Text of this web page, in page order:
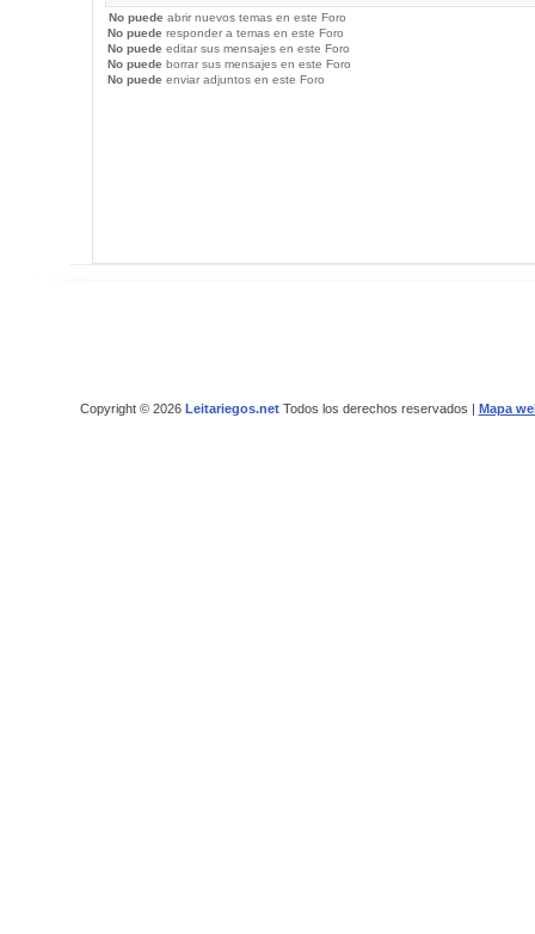
No puede abrir nuevos temas en este Foro
No puede responder a temas en este Foro
No puede editar sus mensajes en este Foro
No puede borrar sus mensajes en este Foro
No puede enviar adjuntos en este Foro
Copyright © 2026 Leitariegos.netTodos los derechos reservados | Mapa